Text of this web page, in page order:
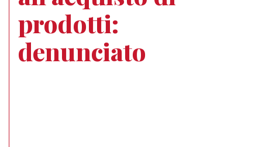
prodotti:
denunciato